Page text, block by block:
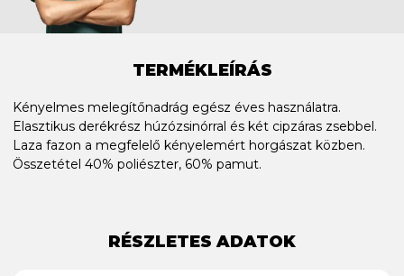
TERMÉKLEÍRÁS
Kényelmes melegítőnadrág egész éves használatra.
Elasztikus derékrész húzózsinórral és két cipzáras zsebbel.
Laza fazon a megfelelő kényelemért horgászat közben.
Összetétel 40% poliészter, 60% pamut.
RÉSZLETES ADATOK